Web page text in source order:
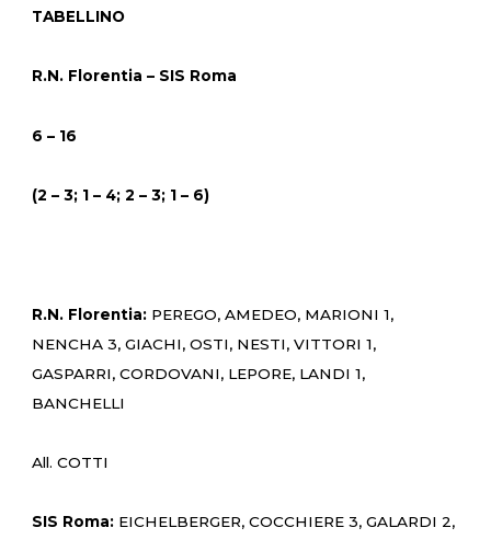
TABELLINO
R.N. Florentia – SIS Roma
6 – 16
(2 – 3; 1 – 4; 2 – 3; 1 – 6)
R.N. Florentia: PEREGO, AMEDEO, MARIONI 1,
NENCHA 3, GIACHI, OSTI, NESTI, VITTORI 1,
GASPARRI, CORDOVANI, LEPORE, LANDI 1,
BANCHELLI
All. COTTI
SIS Roma: EICHELBERGER, COCCHIERE 3, GALARDI 2,